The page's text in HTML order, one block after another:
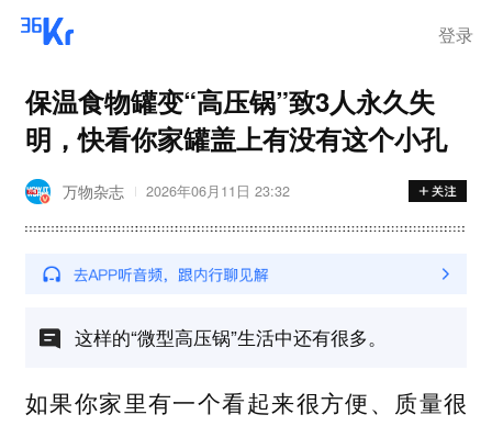
登录
保温食物罐变“高压锅”致3人永久失
明，快看你家罐盖上有没有这个小孔
万物杂志 2026年06月11日 23:32
这样的“微型高压锅”生活中还有很多。
如果你家里有一个看起来很方便、质量很